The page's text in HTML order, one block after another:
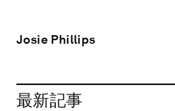
Josie Phillips
最新記事